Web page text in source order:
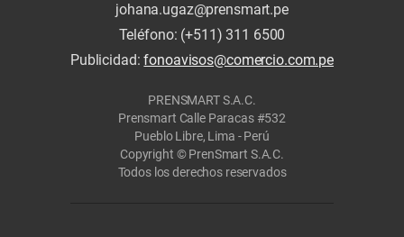
johana.ugaz@prensmart.pe
Teléfono: (+511) 311 6500
Publicidad:fonoavisos@comercio.com.pe
PRENSMART S.A.C.
Prensmart Calle Paracas #532
Pueblo Libre, Lima - Perú
Copyright © PrenSmart S.A.C.
Todos los derechos reservados